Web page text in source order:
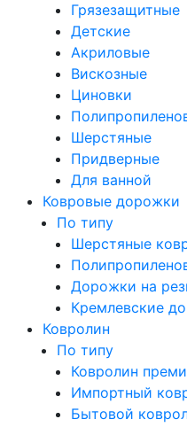
Грязезащитные
Детские
Акриловые
Вискозные
Циновки
Шерстяные
Придверные
Для ванной
Ковровые дорожки
По типу
Шерстяные
Дорожки на
Кремлевские
Ковролин
По типу
Ковролин
Импортный
Бытовой